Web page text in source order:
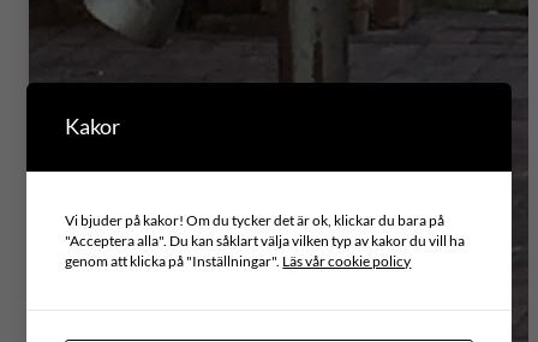
Kakor
Vi bjuder på kakor! Om du tycker det är ok, klickar du bara på
"Acceptera alla". Du kan såklart välja vilken typ av kakor du vill ha
genom att klicka på "Inställningar". Läs vår cookie policy